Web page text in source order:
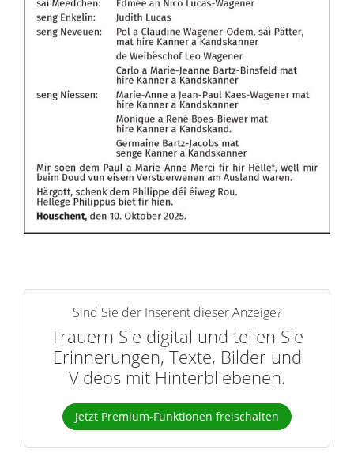
Sind Sie der Inserent dieser Anzeige?
Trauern Sie digital und teilen Sie
Erinnerungen, Texte, Bilder und
Videos mit Hinterbliebenen.
Jetzt Premium-Funktionen freischalten